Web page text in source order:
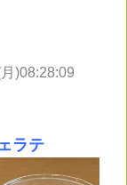
)08:28:09
ラテ